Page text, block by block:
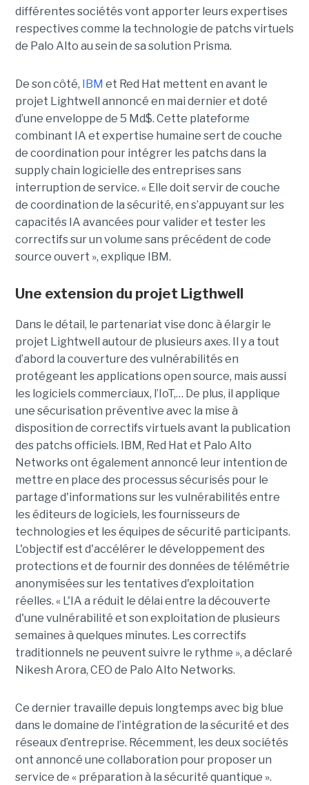
différentes sociétés vont apporter leurs expertises
respectives comme la technologie de patchs virtuels
de Palo Alto au sein de sa solution Prisma.
De son côté, IBM et Red Hat mettent en avant le
projet Lightwell annoncé en mai dernier et doté
d’une enveloppe de 5 Md$. Cette plateforme
combinant IA et expertise humaine sert de couche
de coordination pour intégrer les patchs dans la
supply chain logicielle des entreprises sans
interruption de service. « Elle doit servir de couche
de coordination de la sécurité, en s’appuyant sur les
capacités IA avancées pour valider et tester les
correctifs sur un volume sans précédent de code
source ouvert », explique IBM.
Une extension du projet Ligthwell
Dans le détail, le partenariat vise donc à élargir le
projet Lightwell autour de plusieurs axes. Il y a tout
d’abord la couverture des vulnérabilités en
protégeant les applications open source, mais aussi
les logiciels commerciaux, l’IoT,… De plus, il applique
une sécurisation préventive avec la mise à
disposition de correctifs virtuels avant la publication
des patchs officiels. IBM, Red Hat et Palo Alto
Networks ont également annoncé leur intention de
mettre en place des processus sécurisés pour le
partage d'informations sur les vulnérabilités entre
les éditeurs de logiciels, les fournisseurs de
technologies et les équipes de sécurité participants.
L'objectif est d'accélérer le développement des
protections et de fournir des données de télémétrie
anonymisées sur les tentatives d'exploitation
réelles. « L'IA a réduit le délai entre la découverte
d'une vulnérabilité et son exploitation de plusieurs
semaines à quelques minutes. Les correctifs
traditionnels ne peuvent suivre le rythme », a déclaré
Nikesh Arora, CEO de Palo Alto Networks.
Ce dernier travaille depuis longtemps avec big blue
dans le domaine de l’intégration de la sécurité et des
réseaux d’entreprise. Récemment, les deux sociétés
ont annoncé une collaboration pour proposer un
service de « préparation à la sécurité quantique ».